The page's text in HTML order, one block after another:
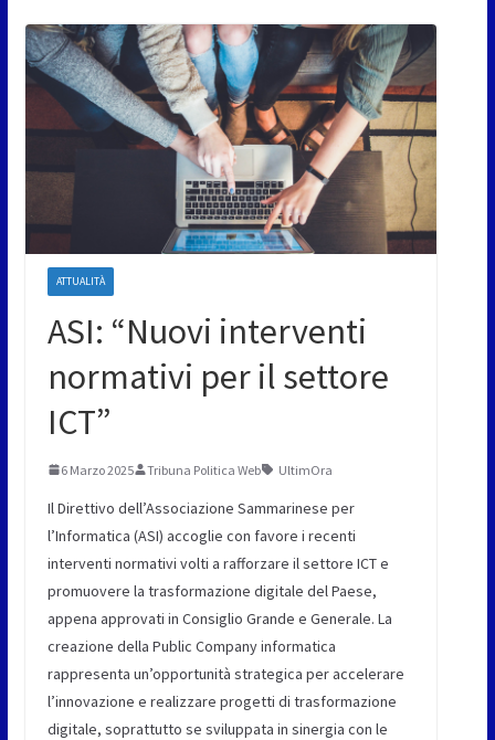
ATTUALITÀ
ASI: “Nuovi interventi
normativi per il settore
ICT”
6 Marzo 2025 Tribuna Politica Web UltimOra
Il Direttivo dell’Associazione Sammarinese per
l’Informatica (ASI) accoglie con favore i recenti
interventi normativi volti a rafforzare il settore ICT e
promuovere la trasformazione digitale del Paese,
appena approvati in Consiglio Grande e Generale. La
creazione della Public Company informatica
rappresenta un’opportunità strategica per accelerare
l’innovazione e realizzare progetti di trasformazione
digitale, soprattutto se sviluppata in sinergia con le